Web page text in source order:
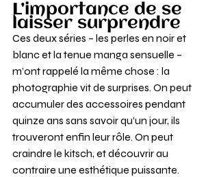
L’importance de se
laisser surprendre
Ces deux séries – les perles en noir et
blanc et la tenue manga sensuelle –
m’ont rappelé la même chose : la
photographie vit de surprises. On peut
accumuler des accessoires pendant
quinze ans sans savoir qu’un jour, ils
trouveront enfin leur rôle. On peut
craindre le kitsch, et découvrir au
contraire une esthétique puissante.